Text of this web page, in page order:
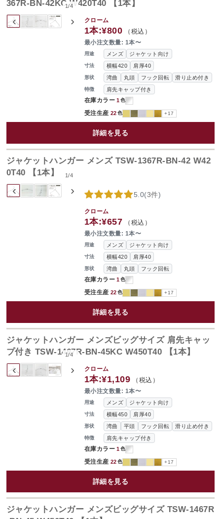
‹ ›
1/4
367R-BN-42KC W420T40 【1本】
用途 メンズ ジャケット向け
寸法 横幅420 肩厚40
形状 湾曲 丸頭 フック回転 滑り止め付き
特徴 肩先キャップ付き
在庫カラー 1色
受注生産 22色 +17
クローム
1本:¥800 （税込）
最小注文数量: 1本〜
詳細を見る
‹ ›
1/4
ジャケットハンガー メンズ TSW-1367R-BN-42 W42
0T40 【1本】
用途 メンズ ジャケット向け
寸法 横幅420 肩厚40
形状 湾曲 丸頭 フック回転
在庫カラー 1色
受注生産 22色 +17
5.0(3件)
クローム
1本:¥657 （税込）
最小注文数量: 1本〜
詳細を見る
‹ ›
1/4
ジャケットハンガー メンズビッグサイズ 肩先キャッ
プ付き TSW-1467R-BN-45KC W450T40 【1本】
用途 メンズ ジャケット向け
寸法 横幅450 肩厚40
形状 湾曲 平頭 フック回転 滑り止め付き
特徴 肩先キャップ付き
在庫カラー 1色
受注生産 22色 +17
クローム
1本:¥1,109 （税込）
最小注文数量: 1本〜
詳細を見る
ジャケットハンガー メンズビッグサイズ TSW-1467R